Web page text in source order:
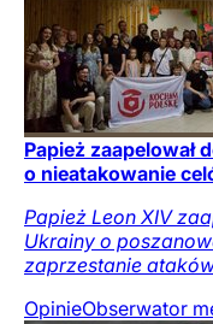
Papież zaapelował
o nieatakowanie
Papież Leon XIV
Ukrainy o
zaprzestanie
OpinieObserwator